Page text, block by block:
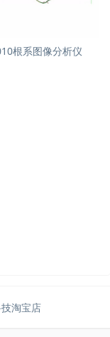
根系图像分析仪
淘宝店